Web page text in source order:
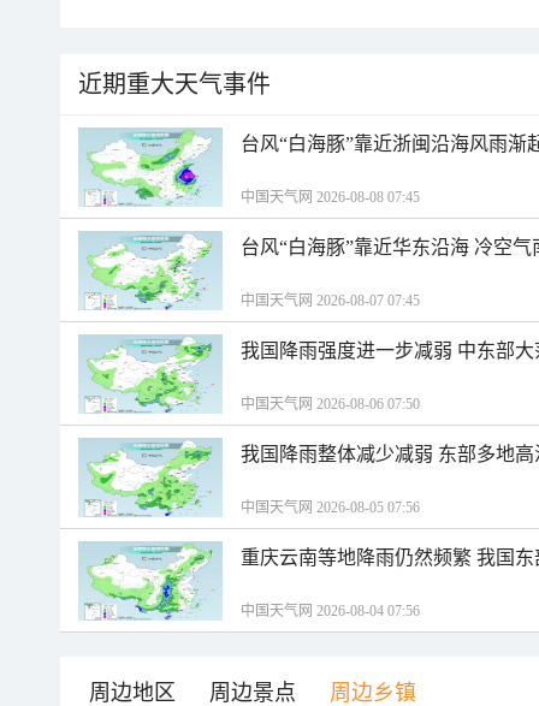
近期重大天气事件
台风“白海豚”靠近浙闽沿海风雨渐
中国天气网 2026-08-08 07:45
台风“白海豚”靠近华东沿海 冷空
中国天气网 2026-08-07 07:45
我国降雨强度进一步减弱 中东部
中国天气网 2026-08-06 07:50
我国降雨整体减少减弱 东部多地
中国天气网 2026-08-05 07:56
重庆云南等地降雨仍然频繁 我国
中国天气网 2026-08-04 07:56
周边地区 周边景点 周边乡镇